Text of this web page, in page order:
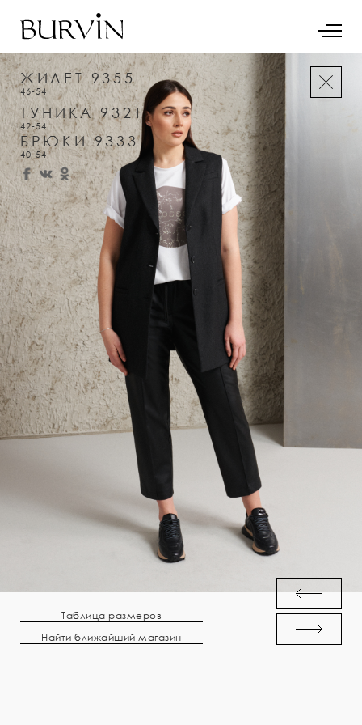
ЖИЛЕТ 9355
46-54
ТУНИКА 9321
42-54
БРЮКИ 9333
40-54
Таблица размеров
Найти ближайший магазин